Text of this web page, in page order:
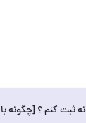
کنم ؟ [چگونه با